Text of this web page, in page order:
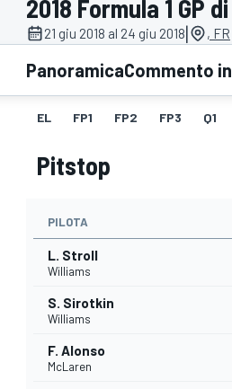
MOTOGP
WRC
2018 Formula 1 GP
21 giu 2018 al 24 giu 2018| , FR
PanoramicaCommento
EL FP1 FP2 FP3 Q1
Pitstop
PILOTA
L. Stroll
Williams
S. Sirotkin
Williams
F. Alonso
McLaren